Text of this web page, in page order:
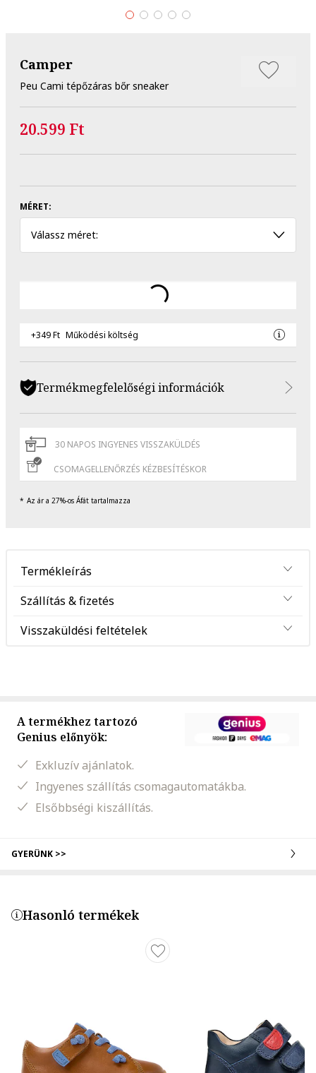
Camper
Peu Cami tépőzáras bőr sneaker
20.599 Ft
MÉRET:
Válassz méret:
+349 Ft Működési költség
Termékmegfelelőségi információk
30 NAPOS INGYENES VISSZAKÜLDÉS
CSOMAGELLENŐRZÉS KÉZBESÍTÉSKOR
Az ár a 27%-os Áfát tartalmazza
Termékleírás
Szállítás & fizetés
Visszaküldési feltételek
A termékhez tartozó
Genius előnyök:
Exkluzív ajánlatok.
Ingyenes szállítás csomagautomatákba.
Elsőbbségi kiszállítás.
GYERÜNK >>
Hasonló termékek